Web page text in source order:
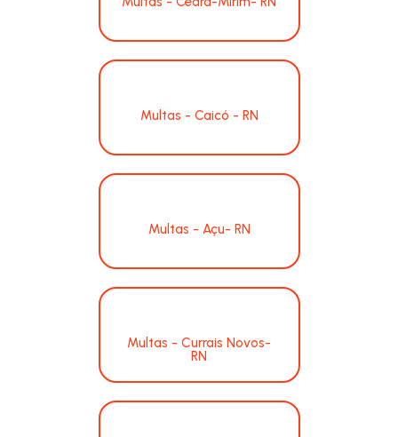
Multas - Caicó - RN
Multas - Açu- RN
Multas - Currais Novos-
RN